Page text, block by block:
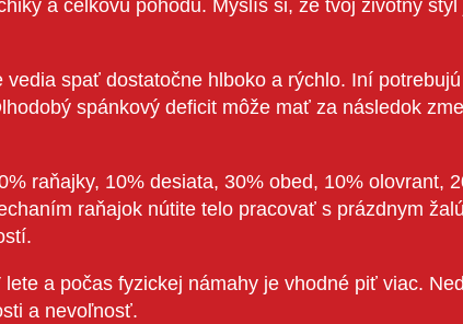
a celkovú pohodu. Myslíš si, že tvoj životný
spať dostatočne hlboko a rýchlo. Iní
spánkový deficit môže mať za následok
raňajky, 10% desiata, 30% obed, 10% olovrant,
raňajok nútite telo pracovať s prázdnym
a počas fyzickej námahy je vhodné piť viac.
a nevoľnosť.